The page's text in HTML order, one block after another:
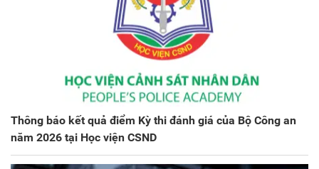
Thông báo kết quả điểm Kỳ thi đánh giá của Bộ Công an
năm 2026 tại Học viện CSND